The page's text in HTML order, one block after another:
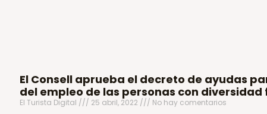
El Consell aprueba el decreto de ayudas
del empleo de las personas con
El Turista Digital 25 abril, 2022 No hay comentarios